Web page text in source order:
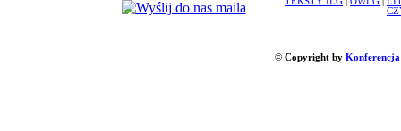
© Copyright by Konferencja